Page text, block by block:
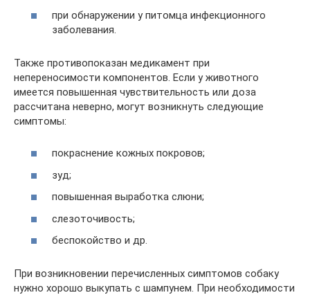
при обнаружении у питомца инфекционного
заболевания.
Также противопоказан медикамент при
непереносимости компонентов. Если у животного
имеется повышенная чувствительность или доза
рассчитана неверно, могут возникнуть следующие
симптомы:
покраснение кожных покровов;
зуд;
повышенная выработка слюни;
слезоточивость;
беспокойство и др.
При возникновении перечисленных симптомов собаку
нужно хорошо выкупать с шампунем. При необходимости